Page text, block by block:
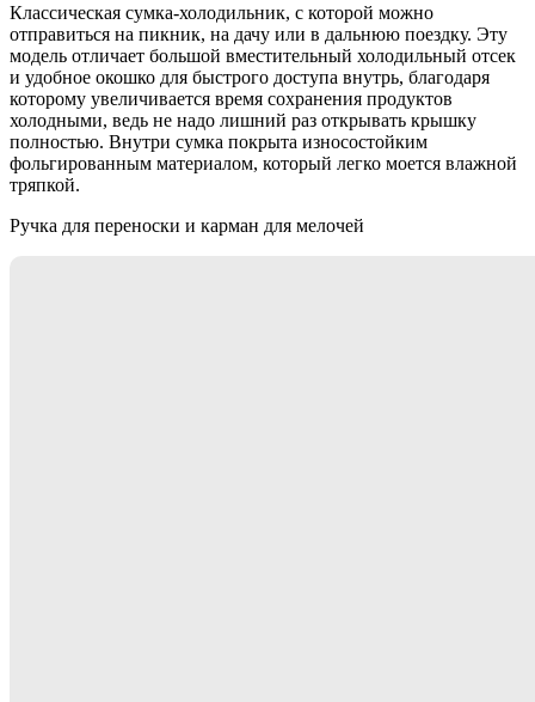
Классическая сумка-холодильник, с которой можно
отправиться на пикник, на дачу или в дальнюю поездку. Эту
модель отличает большой вместительный холодильный отсек
и удобное окошко для быстрого доступа внутрь, благодаря
которому увеличивается время сохранения продуктов
холодными, ведь не надо лишний раз открывать крышку
полностью. Внутри сумка покрыта износостойким
фольгированным материалом, который легко моется влажной
тряпкой.
Ручка для переноски и карман для мелочей